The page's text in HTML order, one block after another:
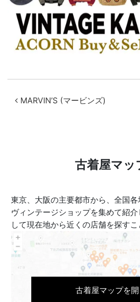
投稿ナビゲ
MARVIN’S (マービンズ)
古着屋マッ
東京、大阪の主要都市から、全国各
ヴィンテージショップを集めて紹
して現在地から近くの店舗を探すこ
古着屋マップを開